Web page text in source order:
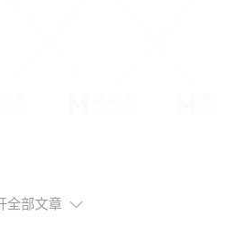
全部文章